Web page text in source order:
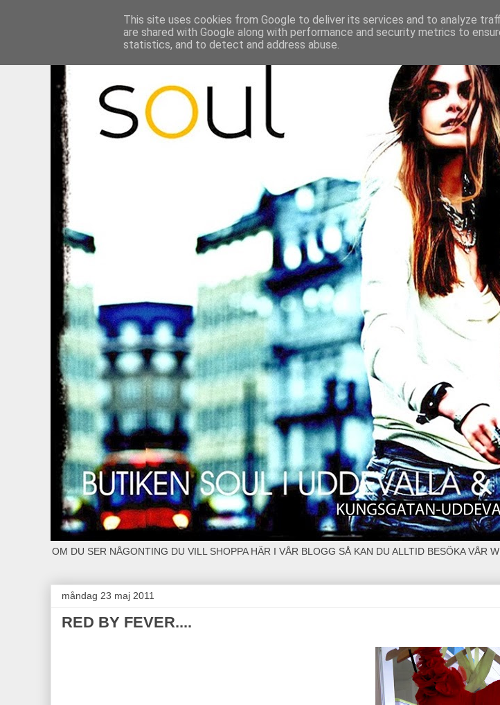
OM DU SER NÅGONTING DU VILL SHOPPA HÄR I VÅR BLOGG SÅ KAN DU ALLTID BESÖKA VÅR
måndag 23 maj 2011
RED BY FEVER....
This site uses cookies from Google to deliver its services and to analyze
are shared with Google along with performance and security metrics to
statistics, and to detect and address abuse.